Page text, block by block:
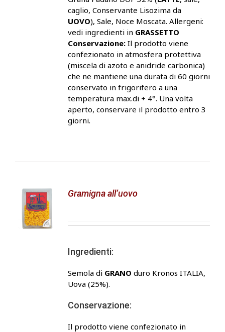
caglio, Conservante Lisozima da
UOVO), Sale, Noce Moscata. Allergeni:
vedi ingredienti in GRASSETTO
Conservazione:Il prodotto viene
confezionato in atmosfera protettiva
(miscela di azoto e anidride carbonica)
che ne mantiene una durata di 60 giorni
conservato in frigorifero a una
temperatura max.di + 4°. Una volta
aperto, conservare il prodotto entro 3
giorni.
Gramigna all’uovo
Ingredienti:
Semola di GRANO duro Kronos ITALIA,
Uova (25%).
Conservazione:
Il prodotto viene confezionato in